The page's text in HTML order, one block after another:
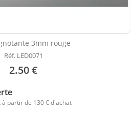
3mm rouge
Réf. LED0071
2.50 €
partir de 130 € d'achat